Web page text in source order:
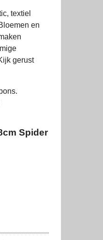
textiel
en
gerust
Spider